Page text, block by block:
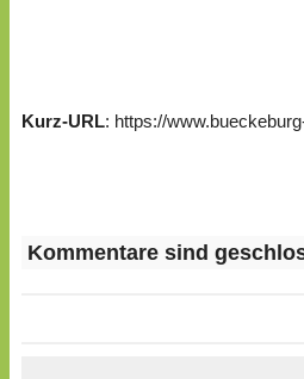
Kurz-URL: https://
Kommentare sind